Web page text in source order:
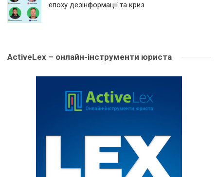
епоху дезінформації та криз
ActiveLex – онлайн-інструменти юриста